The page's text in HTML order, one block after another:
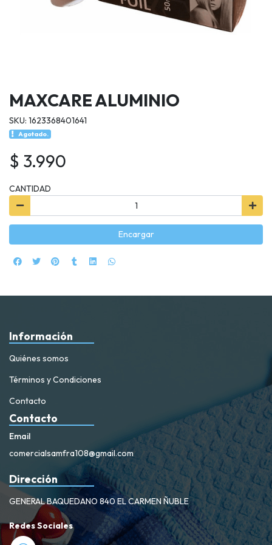
MAXCARE ALUMINIO
SKU: 1623368401641
Agotado.
$ 3.990
CANTIDAD
Encargar
Información
Quiénes somos
Términos y Condiciones
Contacto
Contacto
Email
comercialsamfra108@gmail.com
Dirección
GENERAL BAQUEDANO 840 EL CARMEN ÑUBLE
Redes Sociales